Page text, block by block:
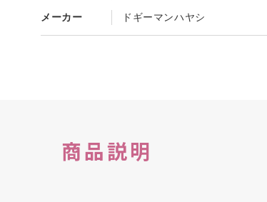
メーカー ドギーマンハヤシ
商品説明